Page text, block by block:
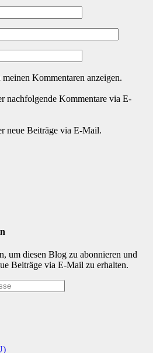
Kommentaren anzeigen.
nachfolgende Kommentare via E-
neue Beiträge via E-Mail.
um diesen Blog zu abonnieren und
Beiträge via E-Mail zu erhalten.